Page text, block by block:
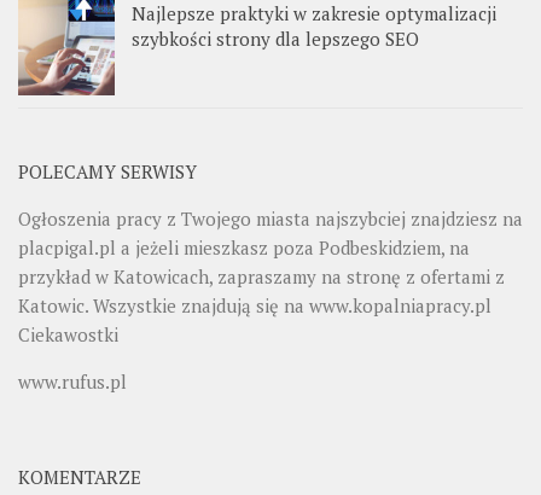
Najlepsze praktyki w zakresie optymalizacji
szybkości strony dla lepszego SEO
POLECAMY SERWISY
Ogłoszenia pracy z Twojego miasta najszybciej znajdziesz na
placpigal.pl a jeżeli mieszkasz poza Podbeskidziem, na
przykład w Katowicach, zapraszamy na stronę z ofertami z
Katowic. Wszystkie znajdują się na www.kopalniapracy.pl
Ciekawostki
www.rufus.pl
KOMENTARZE